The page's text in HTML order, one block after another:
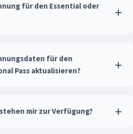
für den Essential oder
für den
Pass aktualisieren?
mir zur Verfügung?